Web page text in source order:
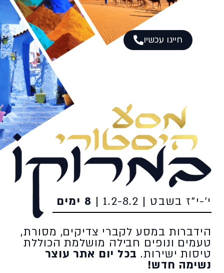
י'-י"ז בשבט | 1.2-8.2 | 8 ימים
הידברות במסע לקברי צדיקים, מסורת,
טעמים ונופים חבילה מושלמת הכוללת
טיסות ישירות. בכל יום אתר עוצר
נשימה חדש!
חייגו עכשיו